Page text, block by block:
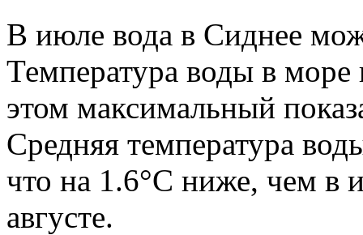
В июле вода в Сиднее
Температура воды в море
этом максимальный
Средняя температура
что на 1.6°C ниже, чем в
августе.